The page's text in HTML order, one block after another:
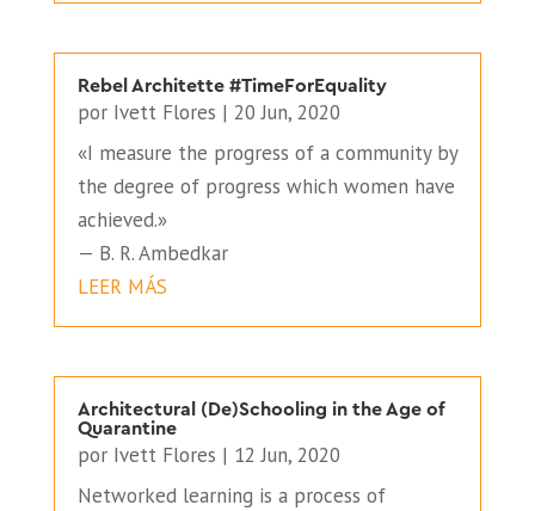
Rebel Architette #TimeForEquality
por Ivett Flores | 20 Jun, 2020
«I measure the progress of a community by
the degree of progress which women have
achieved.»
— B. R. Ambedkar
LEER MÁS
Architectural (De)Schooling in the Age of
Quarantine
por Ivett Flores | 12 Jun, 2020
Networked learning is a process of